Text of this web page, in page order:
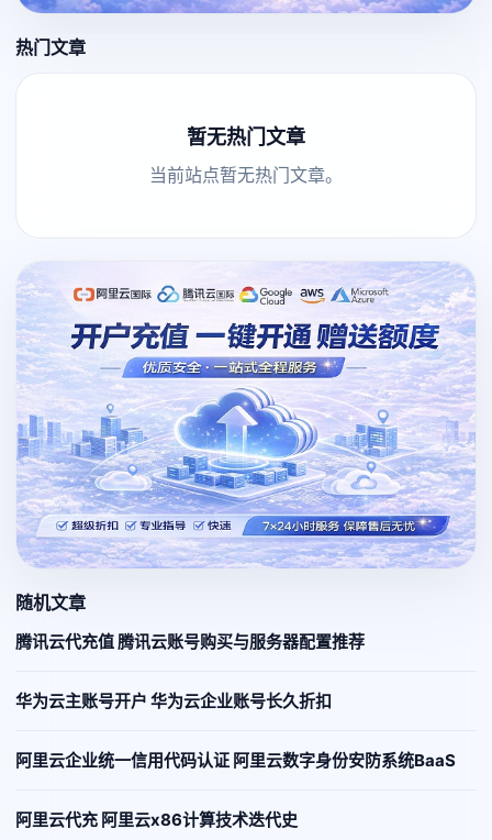
热门文章
暂无热门文章
当前站点暂无热门文章。
随机文章
腾讯云代充值 腾讯云账号购买与服务器配置推荐
华为云主账号开户 华为云企业账号长久折扣
阿里云企业统一信用代码认证 阿里云数字身份安防系统BaaS
阿里云代充 阿里云x86计算技术迭代史